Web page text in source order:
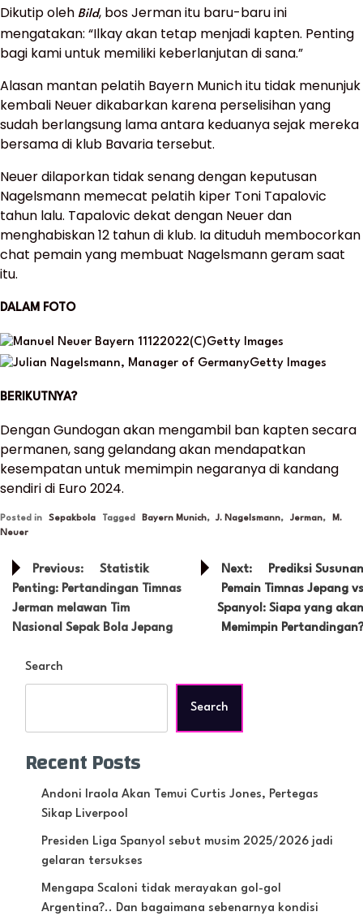
Dikutip oleh Bild, bos Jerman itu baru-baru ini
mengatakan: “Ilkay akan tetap menjadi kapten. Penting
bagi kami untuk memiliki keberlanjutan di sana.”
Alasan mantan pelatih Bayern Munich itu tidak menunjuk
kembali Neuer dikabarkan karena perselisihan yang
sudah berlangsung lama antara keduanya sejak mereka
bersama di klub Bavaria tersebut.
Neuer dilaporkan tidak senang dengan keputusan
Nagelsmann memecat pelatih kiper Toni Tapalovic
tahun lalu. Tapalovic dekat dengan Neuer dan
menghabiskan 12 tahun di klub. Ia dituduh membocorkan
chat pemain yang membuat Nagelsmann geram saat
itu.
DALAM FOTO
(C)Getty Images
Getty Images
BERIKUTNYA?
Dengan Gundogan akan mengambil ban kapten secara
permanen, sang gelandang akan mendapatkan
kesempatan untuk memimpin negaranya di kandang
sendiri di Euro 2024.
Posted in Sepakbola Tagged Bayern Munich, J. Nagelsmann, Jerman,
M.
Neuer
Post
navigation
Previous:
Statistik
Penting: Pertandingan Timnas
Jerman melawan Tim
Nasional Sepak Bola Jepang
Next:
Prediksi Susunan
Pemain Timnas Jepang vs
Spanyol: Siapa yang akan
Memimpin Pertandingan?
Search
Search
Recent Posts
Andoni Iraola Akan Temui Curtis Jones, Pertegas
Sikap Liverpool
Presiden Liga Spanyol sebut musim 2025/2026 jadi
gelaran tersukses
Mengapa Scaloni tidak merayakan gol-gol
Argentina?.. Dan bagaimana sebenarnya kondisi